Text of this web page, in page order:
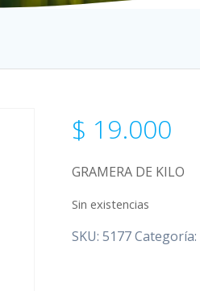
$ 19.000
GRAMERA DE KILO
Sin existencias
SKU: 5177Categoría: